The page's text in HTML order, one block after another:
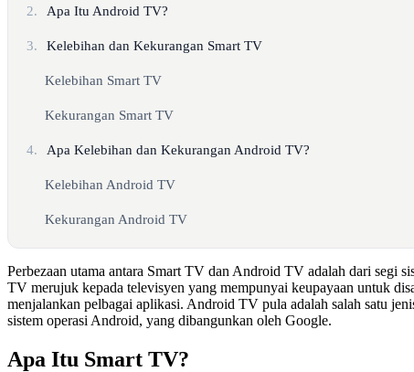
2. Apa Itu Android TV?
3. Kelebihan dan Kekurangan Smart TV
Kelebihan Smart TV
Kekurangan Smart TV
4. Apa Kelebihan dan Kekurangan Android TV?
Kelebihan Android TV
Kekurangan Android TV
Perbezaan utama antara Smart TV dan Android TV adalah dari segi
TV merujuk kepada televisyen yang mempunyai keupayaan untuk
menjalankan pelbagai aplikasi. Android TV pula adalah salah satu
sistem operasi Android, yang dibangunkan oleh Google.
Apa Itu Smart TV?